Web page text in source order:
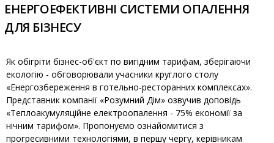
ЕНЕРГОЕФЕКТИВНІ СИСТЕМИ ОПАЛЕННЯ
ДЛЯ БІЗНЕСУ
Як обігріти бізнес-об'єкт по вигідним тарифам, зберігаючи
екологію - обговорювали учасники круглого столу
«Енергозбереження в готельно-ресторанних комплексах».
Представник компанії «Розумний Дім» озвучив доповідь
«Теплоакумуляційне електроопалення - 75% економії за
нічним тарифом». Пропонуємо ознайомитися з
прогресивними технологіями, в першу чергу, керівникам